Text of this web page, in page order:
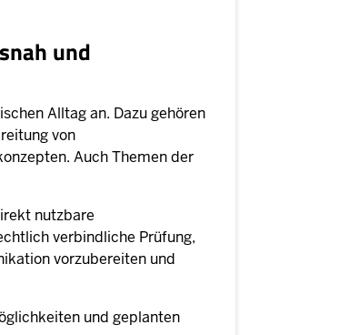
und
Alltag an. Dazu gehören
von
Auch Themen der
nutzbare
verbindliche Prüfung,
vorzubereiten und
und geplanten